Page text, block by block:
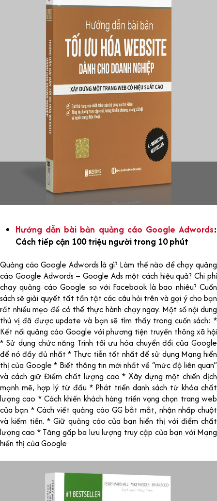
Hướng dẫn bài bản quảng cáo Google Adwords:
Cách tiếp cận 100 triệu người trong 10 phút
Quảng cáo Google Adwords là gì? Làm thế nào để chạy quảng
cáo Google Adwords – Google Ads một cách hiệu quả? Chi phí
chạy quảng cáo Google so với Facebook là bao nhiêu? Cuốn
sách sẽ giải quyết tất tần tật các câu hỏi trên và gợi ý cho bạn
rất nhiều mẹo để có thể thực hành chạy ngay. Một số nội dung
thú vị đã được update và bạn sẽ tìm thấy trong cuốn sách: *
Kết nối quảng cáo Google với phương tiện truyền thông xã hội
* Sử dụng chức năng Trình tối ưu hóa chuyển đổi của Google
để nó đầy đủ nhất * Thực tiễn tốt nhất để sử dụng Mạng hiển
thị của Google * Biết thông tin mới nhất về “mức độ liên quan”
và cách giữ Điểm chất lượng cao * Xây dựng một chiến dịch
mạnh mẽ, hợp lý từ đầu * Phát triển danh sách từ khóa chất
lượng cao * Cách khiến khách hàng triển vọng chọn trang web
của bạn * Cách viết quảng cáo GG bắt mắt, nhận nhấp chuột
và kiếm tiền. * Giữ quảng cáo của bạn hiển thị với điểm chất
lượng cao * Tăng gấp ba lưu lượng truy cập của bạn với Mạng
hiển thị của Google